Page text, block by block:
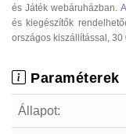
és Játék webáruházban.
és kiegészítők
országos kiszállítással, 30
Paraméterek
Állapot: